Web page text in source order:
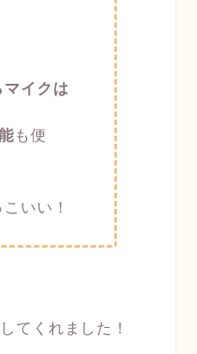
イクは
も便
いい！
てくれました！